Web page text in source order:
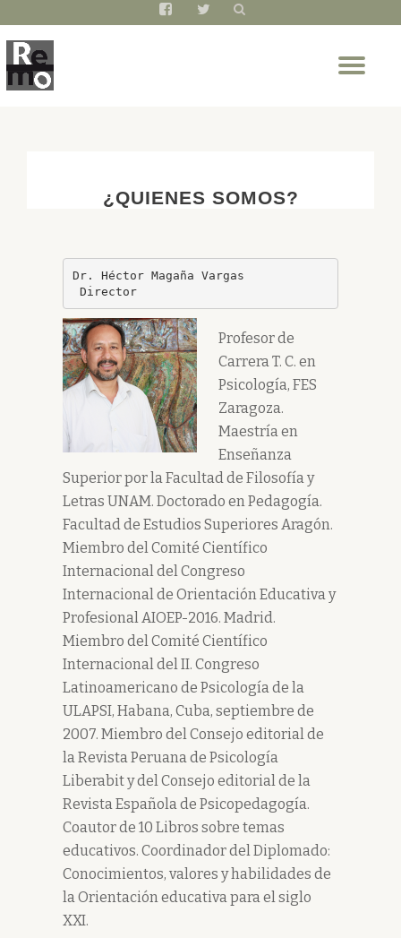
Saltar
contenido
fa-
fa-
¿QUIENES SOMOS?
Dr. Héctor Magaña Vargas
Director
Profesor de
Carrera T. C. en
Psicología, FES
Zaragoza.
Maestría en
Enseñanza
Superior por la Facultad de Filosofía y
Letras UNAM. Doctorado en Pedagogía.
Facultad de Estudios Superiores Aragón.
Miembro del Comité Científico
Internacional del Congreso
Internacional de Orientación Educativa y
Profesional AIOEP-2016. Madrid.
Miembro del Comité Científico
Internacional del II. Congreso
Latinoamericano de Psicología de la
ULAPSI, Habana, Cuba, septiembre de
2007. Miembro del Consejo editorial de
la Revista Peruana de Psicología
Liberabit y del Consejo editorial de la
Revista Española de Psicopedagogía.
Coautor de 10 Libros sobre temas
educativos. Coordinador del Diplomado:
Conocimientos, valores y habilidades de
la Orientación educativa para el siglo
XXI.